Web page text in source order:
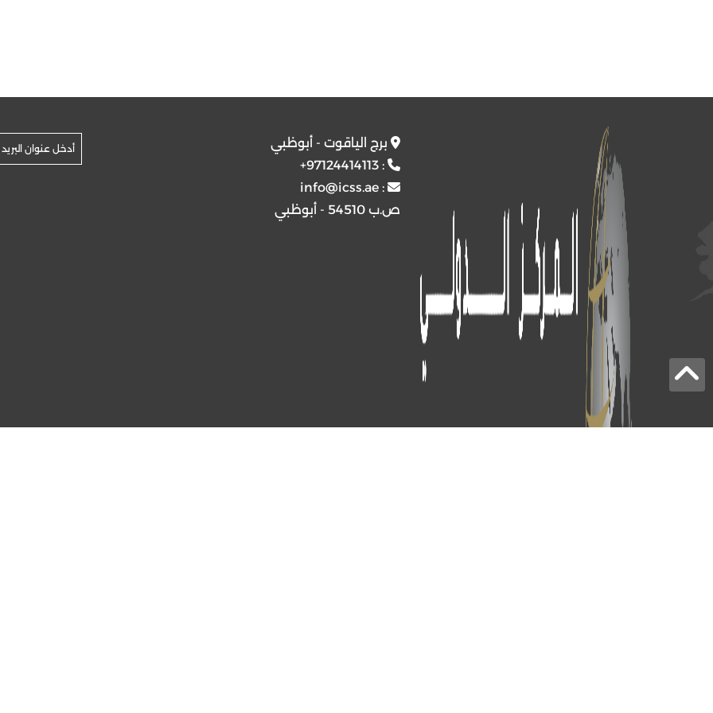
برج الياقوت - أبوظبي
:
+97124414113
:
info@icss.ae
ص.ب 54510 - أبوظبي